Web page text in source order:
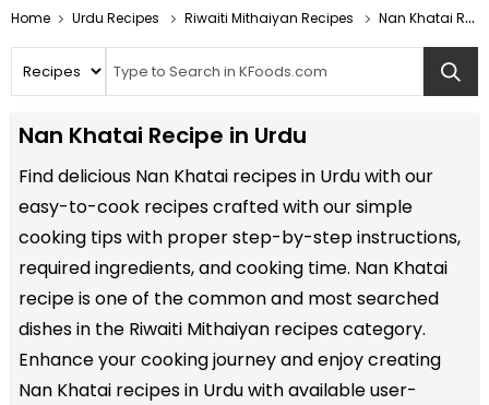
Home Urdu Recipes Riwaiti Mithaiyan Recipes Nan Khatai Recipe In Urdu
Nan Khatai Recipe in Urdu
Find delicious Nan Khatai recipes in Urdu with our
easy-to-cook recipes crafted with our simple
cooking tips with proper step-by-step instructions,
required ingredients, and cooking time. Nan Khatai
recipe is one of the common and most searched
dishes in the Riwaiti Mithaiyan recipes category.
Enhance your cooking journey and enjoy creating
Nan Khatai recipes in Urdu with available user-